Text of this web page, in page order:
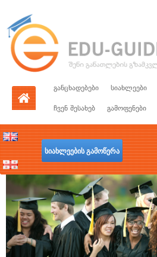
განცხადებები სიახლეები
ჩვენ შესახებ გამოფენები
სიახლეების გამოწერა